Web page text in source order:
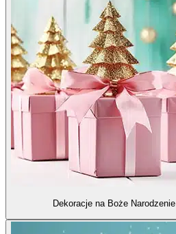
Dekoracje na Boże Narodzenie